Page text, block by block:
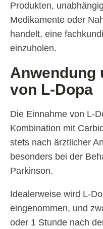
Produkten,
Medikamente oder
handelt, eine
einzuholen.
Anwendung
von L-Dopa
Die Einnahme von L-
Kombination mit
stets nach ärztlicher
besonders bei der
Parkinson.
Idealerweise wird L-
eingenommen, und
oder 1 Stunde nach